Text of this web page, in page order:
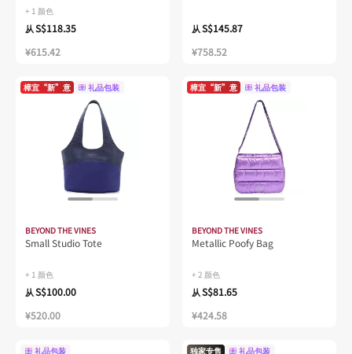
+ 1 颜色
从S$118.35
¥615.42
从S$145.87
¥758.52
樟宜“新”意 礼品包装
BEYOND THE VINES
Small Studio Tote
+ 1 颜色
从S$100.00
¥520.00
樟宜“新”意 礼品包装
BEYOND THE VINES
Metallic Poofy Bag
+ 2 颜色
从S$81.65
¥424.58
礼品包装 独家专售 礼品包装